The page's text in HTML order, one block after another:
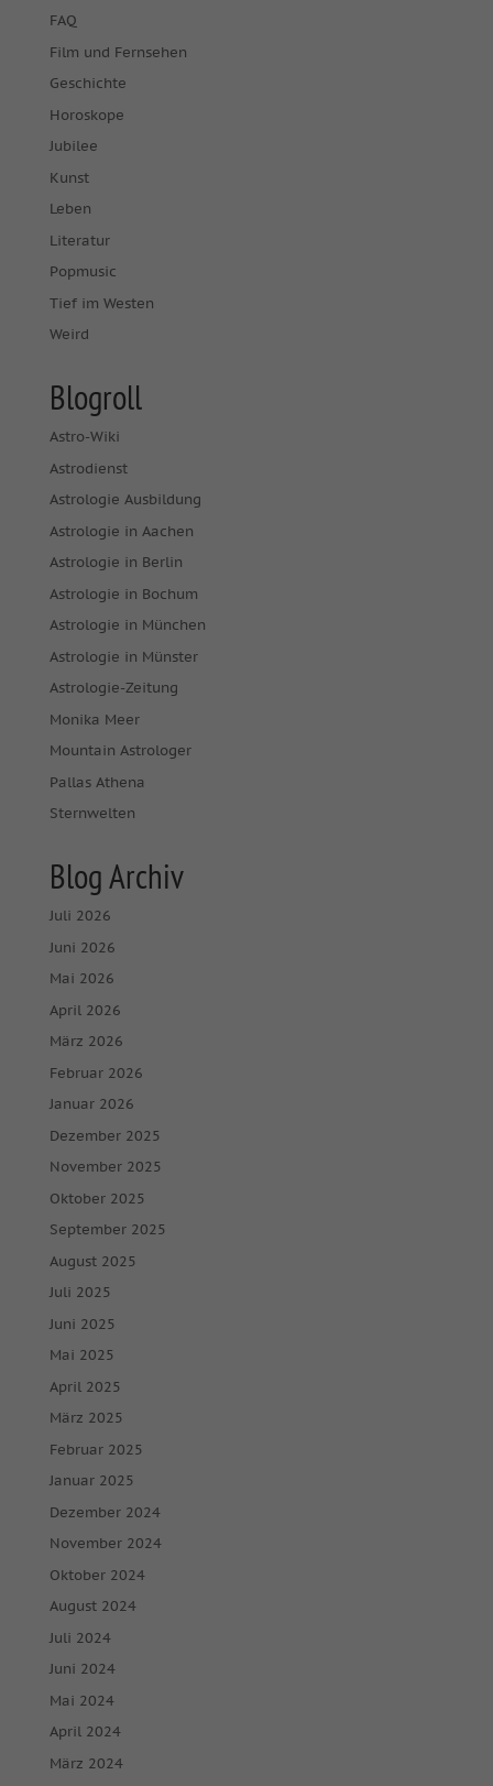
FAQ
Film und Fernsehen
Geschichte
Horoskope
Jubilee
Kunst
Leben
Literatur
Popmusic
Tief im Westen
Weird
Blogroll
Astro-Wiki
Astrodienst
Astrologie Ausbildung
Astrologie in Aachen
Astrologie in Berlin
Astrologie in Bochum
Astrologie in München
Astrologie in Münster
Astrologie-Zeitung
Monika Meer
Mountain Astrologer
Pallas Athena
Sternwelten
Blog Archiv
Juli 2026
Juni 2026
Mai 2026
April 2026
März 2026
Februar 2026
Januar 2026
Dezember 2025
November 2025
Oktober 2025
September 2025
August 2025
Juli 2025
Juni 2025
Mai 2025
April 2025
März 2025
Februar 2025
Januar 2025
Dezember 2024
November 2024
Oktober 2024
August 2024
Juli 2024
Juni 2024
Mai 2024
April 2024
März 2024